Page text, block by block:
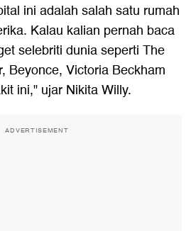
ini adalah salah satu rumah
Kalau kalian pernah baca
selebriti dunia seperti The
Beyonce, Victoria Beckham
ini," ujar Nikita Willy.
ADVERTISEMENT